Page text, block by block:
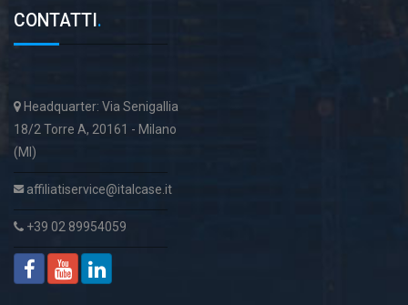
CONTATTI .
Headquarter: Via Senigallia
18/2 Torre A, 20161 - Milano
(MI)
affiliatiservice@italcase.it
+39 02 89954059